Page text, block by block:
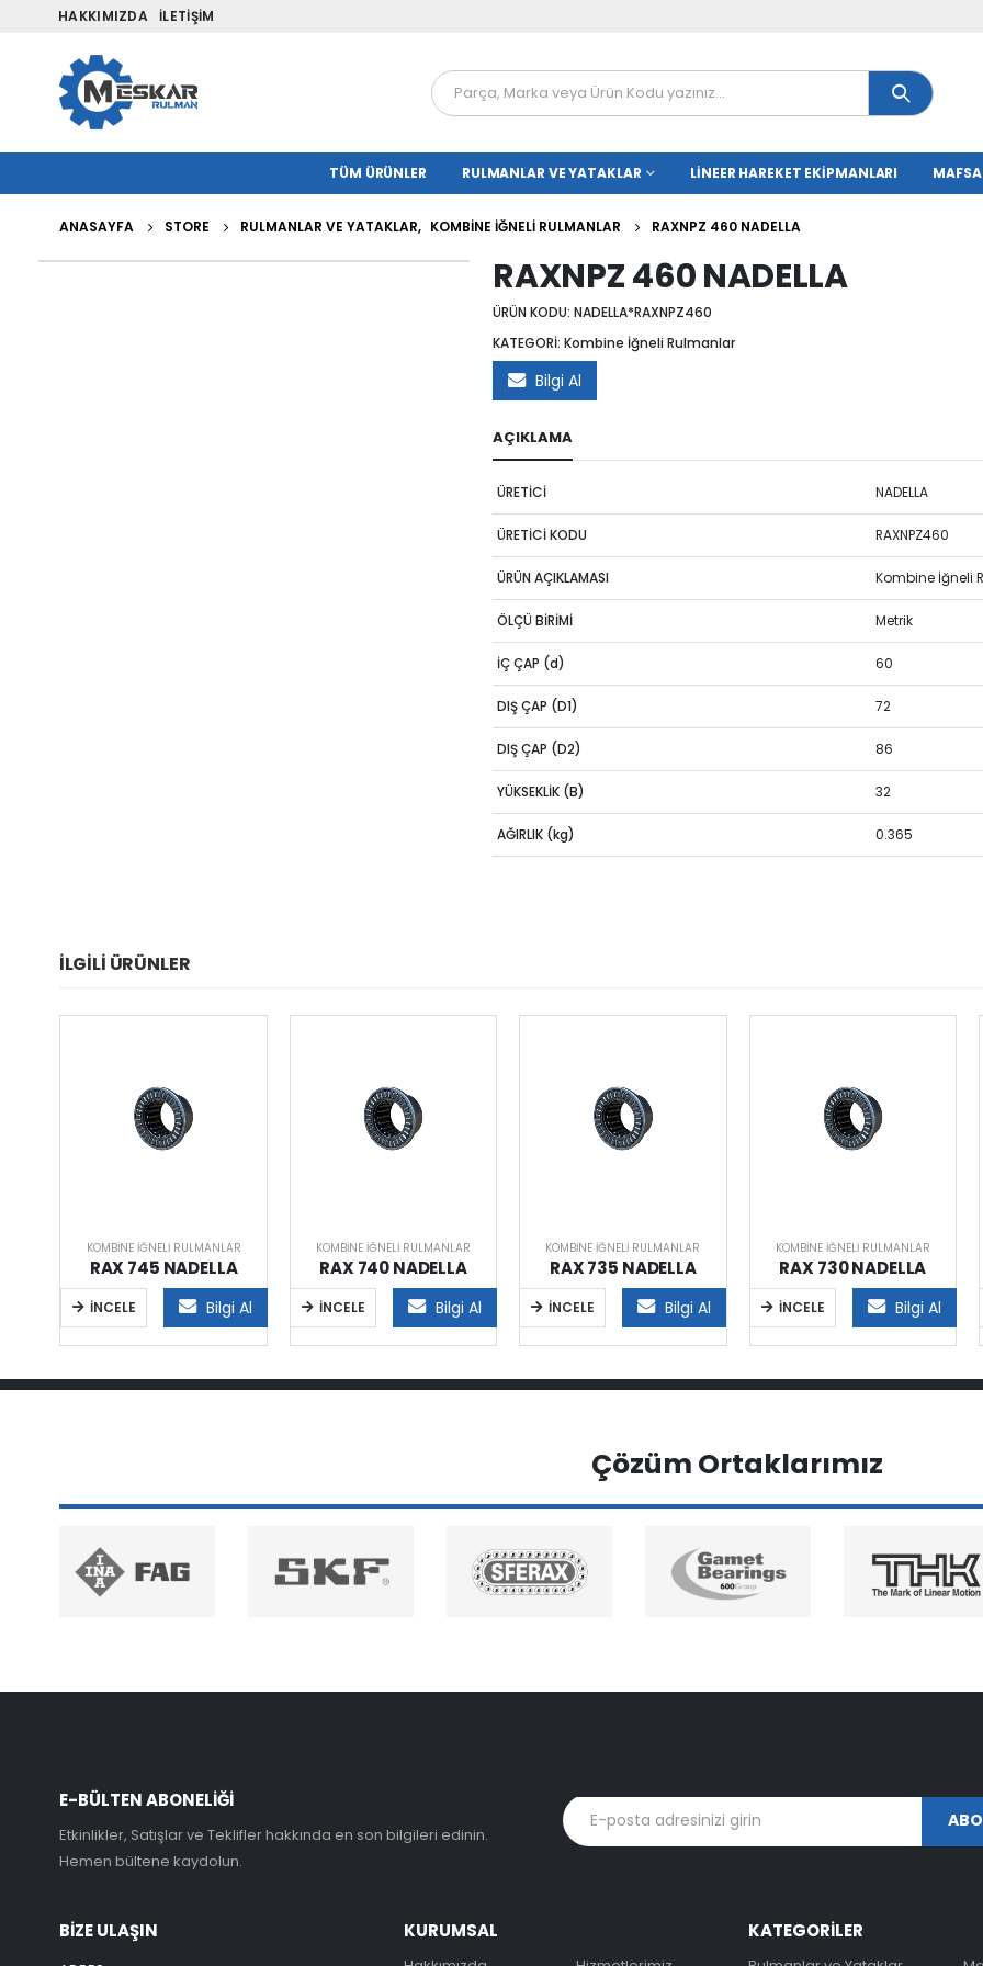
HAKKIMIZDA İLETIŞIM
TÜM ÜRÜNLER RULMANLAR VE YATAKLAR LINEER HAREKET EKIPMANLARI
ANASAYFA STORE RULMANLAR VE YATAKLAR, KOMBINE İĞNELI RULMANLAR RAXNPZ 460 NADELLA
RAXNPZ 460 NADELLA
ÜRÜN KODU:NADELLA*RAXNPZ460
KATEGORİ:Kombine İğneli Rulmanlar
Bilgi Al
AÇIKLAMA
ÜRETİCİ NADELLA
ÜRETİCİ KODU RAXNPZ460
ÜRÜN AÇIKLAMASI Kombine İğneli
ÖLÇÜ BİRİMİ Metrik
İÇ ÇAP (d) 60
DIŞ ÇAP (D1) 72
DIŞ ÇAP (D2) 86
YÜKSEKLİK (B) 32
AĞIRLIK (kg) 0.365
İLGILI ÜRÜNLER
KOMBINE İĞNELI RULMANLAR
RAX 745 NADELLA
İNCELE Bilgi Al
KOMBINE İĞNELI RULMANLAR
RAX 740 NADELLA
İNCELE Bilgi Al
KOMBINE İĞNELI RULMANLAR
RAX 735 NADELLA
İNCELE Bilgi Al
KOMBINE İĞNELI RULMANLAR
RAX 730 NADELLA
İNCELE Bilgi Al
Çözüm Ortaklarımız
E-BÜLTEN ABONELİĞİ
Etkinlikler, Satışlar ve Teklifler hakkında en son bilgileri edinin.
Hemen bültene kaydolun.
BİZE ULAŞIN KURUMSAL KATEGORİLER